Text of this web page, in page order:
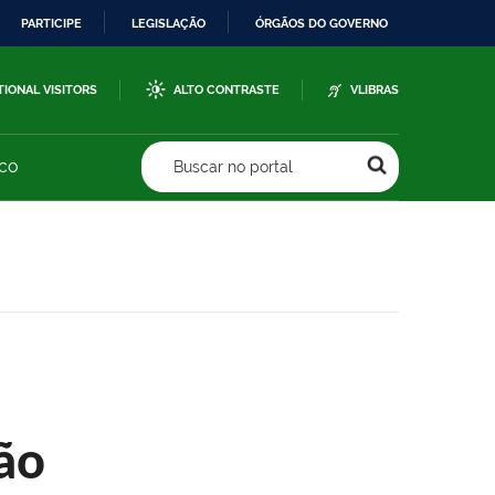
PARTICIPE LEGISLAÇÃO ÓRGÃOS DO GOVERNO
VISITORS ALTO CONTRASTE VLIBRAS
Buscar no portal